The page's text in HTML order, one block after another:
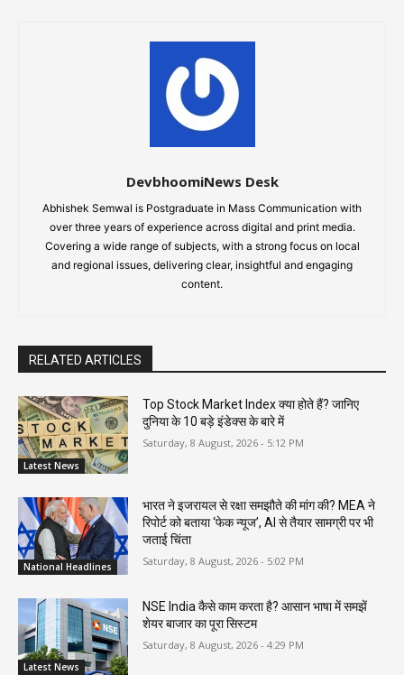
DevbhoomiNews Desk
Abhishek Semwal is Postgraduate in Mass Communication with
over three years of experience across digital and print media.
Covering a wide range of subjects, with a strong focus on local
and regional issues, delivering clear, insightful and engaging
content.
RELATED ARTICLES
Latest News
Top Stock Market Index क्या होते हैं? जानिए
दुनिया के 10 बड़े इंडेक्स के बारे में
Saturday, 8 August, 2026 - 5:12 PM
National Headlines
भारत ने इजरायल से रक्षा समझौते की मांग की? MEA ने
रिपोर्ट को बताया ‘फेक न्यूज’, AI से तैयार सामग्री पर भी
जताई चिंता
Saturday, 8 August, 2026 - 5:02 PM
Latest News
NSE India कैसे काम करता है? आसान भाषा में समझें
शेयर बाजार का पूरा सिस्टम
Saturday, 8 August, 2026 - 4:29 PM